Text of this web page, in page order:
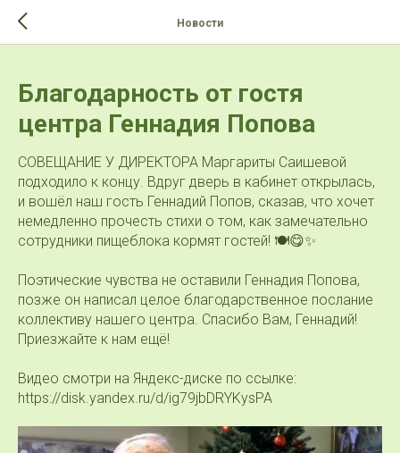
Новости
Благодарность от гостя
центра Геннадия Попова
СОВЕЩАНИЕ У ДИРЕКТОРА Маргариты Саишевой
подходило к концу. Вдруг дверь в кабинет открылась,
и вошёл наш гость Геннадий Попов, сказав, что хочет
немедленно прочесть стихи о том, как замечательно
сотрудники пищеблока кормят гостей! 🍽️😋✨
Поэтические чувства не оставили Геннадия Попова,
позже он написал целое благодарственное послание
коллективу нашего центра. Спасибо Вам, Геннадий!
Приезжайте к нам ещё!
Видео смотри на Яндекс-диске по ссылке:
https://disk.yandex.ru/d/ig79jbDRYKysPA